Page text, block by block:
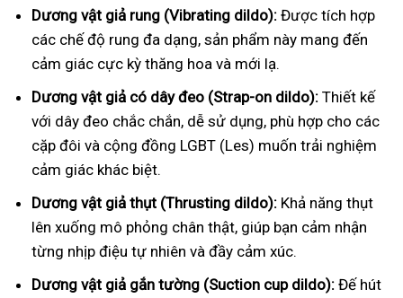
Dương vật giả rung (Vibrating dildo): Được tích hợp
các chế độ rung đa dạng, sản phẩm này mang đến
cảm giác cực kỳ thăng hoa và mới lạ.
Dương vật giả có dây đeo (Strap-on dildo): Thiết kế
với dây đeo chắc chắn, dễ sử dụng, phù hợp cho các
cặp đôi và cộng đồng LGBT (Les) muốn trải nghiệm
cảm giác khác biệt.
Dương vật giả thụt (Thrusting dildo): Khả năng thụt
lên xuống mô phỏng chân thật, giúp bạn cảm nhận
từng nhịp điệu tự nhiên và đầy cảm xúc.
Dương vật giả gắn tường (Suction cup dildo): Đế hút